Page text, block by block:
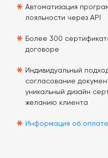
* Автоматизация
лояльности через API
* Более 300
договоре
* Индивидуальный
согласование
уникальный дизайн
желанию клиента
* Информация об